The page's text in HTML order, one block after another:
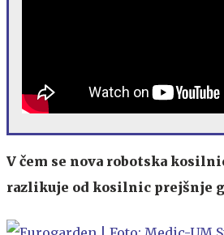
V čem se nova robotska
razlikuje od kosilnic prejšnje